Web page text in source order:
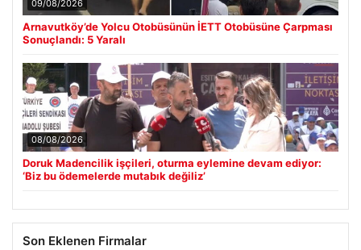
09/08/2026
Arnavutköy’de Yolcu Otobüsünün İETT Otobüsüne Çarpması
Sonuçlandı: 5 Yaralı
08/08/2026
Doruk Madencilik işçileri, oturma eylemine devam ediyor:
‘Biz bu ödemelerde mutabık değiliz’
Son Eklenen Firmalar